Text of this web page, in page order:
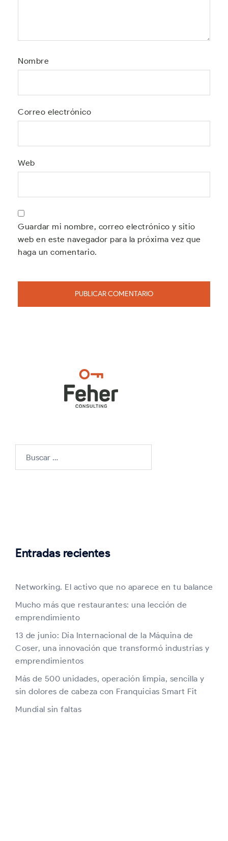
Nombre
Correo electrónico
Web
Guardar mi nombre, correo electrónico y sitio
web en este navegador para la próxima vez que
haga un comentario.
Entradas recientes
Networking. El activo que no aparece en tu balance
Mucho más que restaurantes: una lección de
emprendimiento
13 de junio: Día Internacional de la Máquina de
Coser, una innovación que transformó industrias y
emprendimientos
Más de 500 unidades, operación limpia, sencilla y
sin dolores de cabeza con Franquicias Smart Fit
Mundial sin faltas